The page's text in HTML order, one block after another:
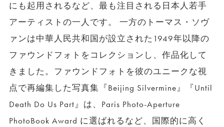
にも起用されるなど、最も注目される日本人若手
アーティストの一人です。 一方のトーマス・ソヴ
ァンは中華人民共和国が設立された1949年以降の
ファウンドフォトをコレクションし、作品化して
きました。ファウンドフォトを彼のユニークな視
点で再編集した写真集『Beijing Silvermine』『Until
Death Do Us Part』は、Paris Photo-Aperture
PhotoBook Award に選ばれるなど、国際的に高く